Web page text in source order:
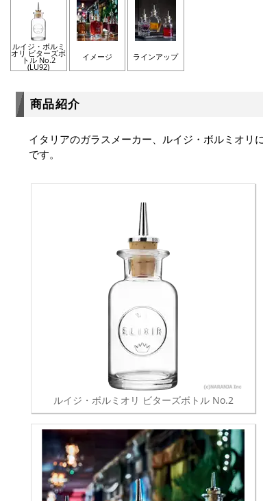
ルイジ・ボルミ
オリ ビターズボ
トル No.2
(LU92)
イメージ ラインアップ
商品紹介
イタリアのガラスメーカー、ルイジ・ボルミオリ
です。
ルイジ・ボルミオリ ビターズボトル No.2